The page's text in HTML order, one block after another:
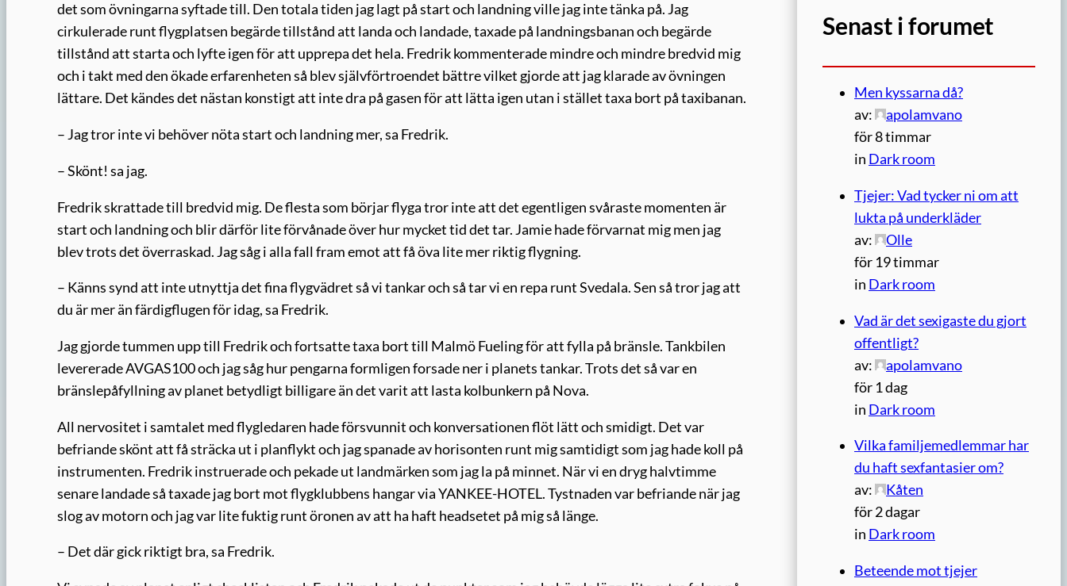
det som övningarna syftade till. Den totala tiden jag lagt på start och landning ville jag inte tänka på. Jag
cirkulerade runt flygplatsen begärde tillstånd att landa och landade, taxade på landningsbanan och begärde
tillstånd att starta och lyfte igen för att upprepa det hela. Fredrik kommenterade mindre och mindre bredvid mig
och i takt med den ökade erfarenheten så blev självförtroendet bättre vilket gjorde att jag klarade av övningen
lättare. Det kändes det nästan konstigt att inte dra på gasen för att lätta igen utan i stället taxa bort på taxibanan.
– Jag tror inte vi behöver nöta start och landning mer, sa Fredrik.
– Skönt! sa jag.
Fredrik skrattade till bredvid mig. De flesta som börjar flyga tror inte att det egentligen svåraste momenten är
start och landning och blir därför lite förvånade över hur mycket tid det tar. Jamie hade förvarnat mig men jag
blev trots det överraskad. Jag såg i alla fall fram emot att få öva lite mer riktig flygning.
– Känns synd att inte utnyttja det fina flygvädret så vi tankar och så tar vi en repa runt Svedala. Sen så tror jag att
du är mer än färdigflugen för idag, sa Fredrik.
Jag gjorde tummen upp till Fredrik och fortsatte taxa bort till Malmö Fueling för att fylla på bränsle. Tankbilen
levererade AVGAS100 och jag såg hur pengarna formligen forsade ner i planets tankar. Trots det så var en
bränslepåfyllning av planet betydligt billigare än det varit att lasta kolbunkern på Nova.
All nervositet i samtalet med flygledaren hade försvunnit och konversationen flöt lätt och smidigt. Det var
befriande skönt att få sträcka ut i planflykt och jag spanade av horisonten runt mig samtidigt som jag hade koll på
instrumenten. Fredrik instruerade och pekade ut landmärken som jag la på minnet. När vi en dryg halvtimme
senare landade så taxade jag bort mot flygklubbens hangar via YANKEE-HOTEL. Tystnaden var befriande när jag
slog av motorn och jag var lite fuktig runt öronen av att ha haft headsetet på mig så länge.
– Det där gick riktigt bra, sa Fredrik.
Senast i forumet
Men kyssarna då?
av:
apolamvano
för 8 timmar
in Dark room
Tjejer: Vad tycker ni om att
lukta på underkläder
av:
Olle
för 19 timmar
in Dark room
Vad är det sexigaste du gjort
offentligt?
av:
apolamvano
för 1 dag
in Dark room
Vilka familjemedlemmar har
du haft sexfantasier om?
av:
Kåten
för 2 dagar
in Dark room
Beteende mot tjejer